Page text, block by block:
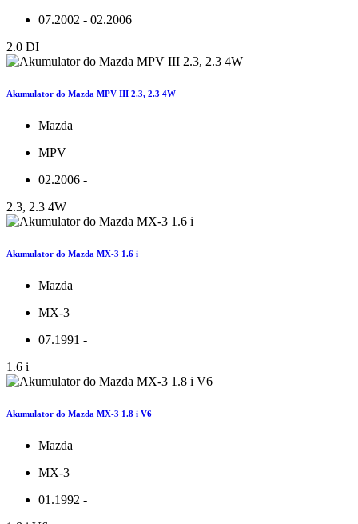
07.2002 - 02.2006
2.0 DI
Akumulator do Mazda MPV III 2.3, 2.3 4W
Mazda
MPV
02.2006 -
2.3, 2.3 4W
Akumulator do Mazda MX-3 1.6 i
Mazda
MX-3
07.1991 -
1.6 i
Akumulator do Mazda MX-3 1.8 i V6
Mazda
MX-3
01.1992 -